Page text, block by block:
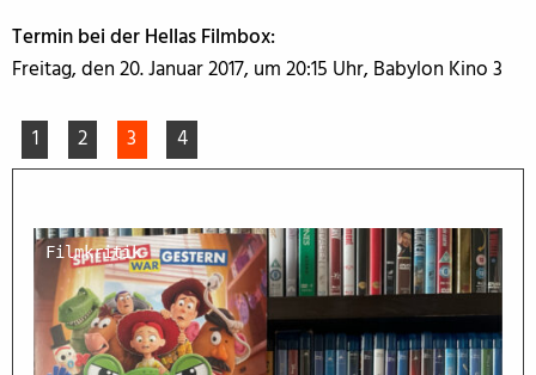
Termin bei der Hellas Filmbox:
Freitag, den 20. Januar 2017, um 20:15 Uhr, Babylon Kino 3
1 2 3 4
Filmkritik